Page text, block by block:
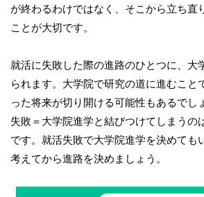
が終わるわけではなく、そこから立ち直
ことが大切です。
就活に失敗した際の進路のひとつに、大
られます。大学院で研究の道に進むこと
った将来が切り開ける可能性もあるでし
失敗＝大学院進学と結びつけてしまうの
です。就活失敗で大学院進学を決めても
考えてから進路を決めましょう。